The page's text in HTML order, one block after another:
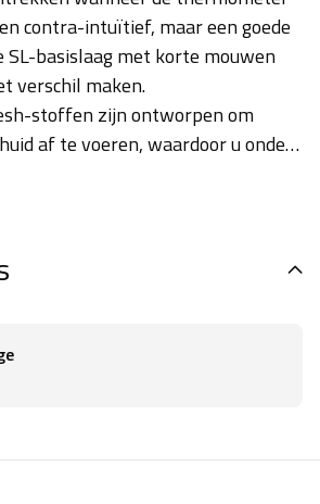
contra-intuïtief, maar een goede
SL-basislaag met korte mouwen
verschil maken.
stoffen zijn ontworpen om
af te voeren, waardoor u onder
en constructie
is voor laagjes, waardoor bulk
te verminderen.
en nauwkeurig de rondingen
93% polyester, 7% elastaan